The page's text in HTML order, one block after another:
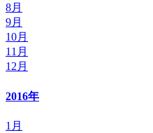
8月
9月
10月
11月
12月
2016年
1月